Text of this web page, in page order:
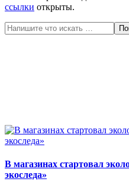
ссылки открыты.
Поиск
В магазинах стартовал
экоследа»